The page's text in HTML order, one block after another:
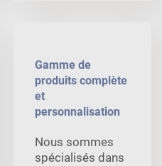
Gamme de
produits complète
et
personnalisation
Nous sommes
spécialisés dans